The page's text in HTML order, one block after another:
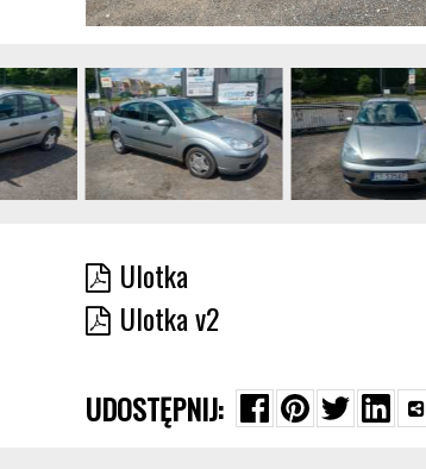
Ulotka
Ulotka v2
UDOSTĘPNIJ: